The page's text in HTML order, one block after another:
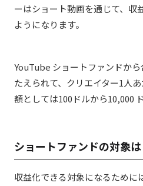
ーはショート動画を通じて、収
ようになります。
YouTube ショートファンドか
たえられて、クリエイター1人
額としては100ドルから10,000
ショートファンドの対象は
収益化できる対象になるために